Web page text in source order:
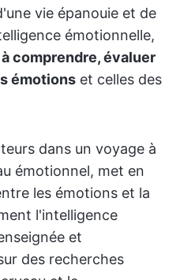
vie épanouie et de
émotionnelle,
comprendre, évaluer
émotions et celles des
dans un voyage à
émotionnel, met en
les émotions et la
l'intelligence
et
des recherches